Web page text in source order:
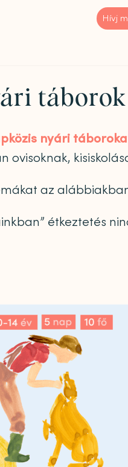
Hívj
táborok
nyári
az
étkeztetés